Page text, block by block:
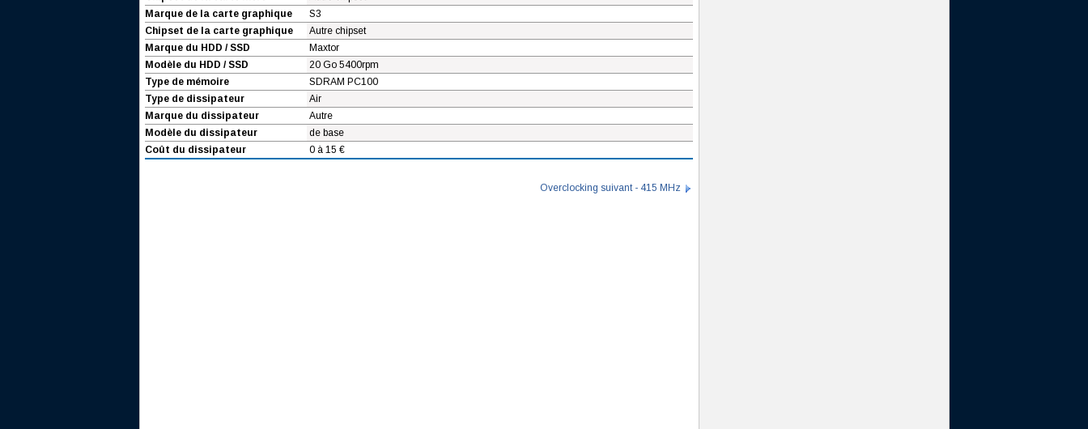
Marque de la carte graphique
S3
Chipset de la carte graphique
Autre chipset
Marque du HDD / SSD
Maxtor
Modèle du HDD / SSD
20 Go 5400rpm
Type de mémoire
SDRAM PC100
Type de dissipateur
Air
Marque du dissipateur
Autre
Modèle du dissipateur
de base
Coût du dissipateur
0 à 15 €
Overclocking suivant - 415 MHz